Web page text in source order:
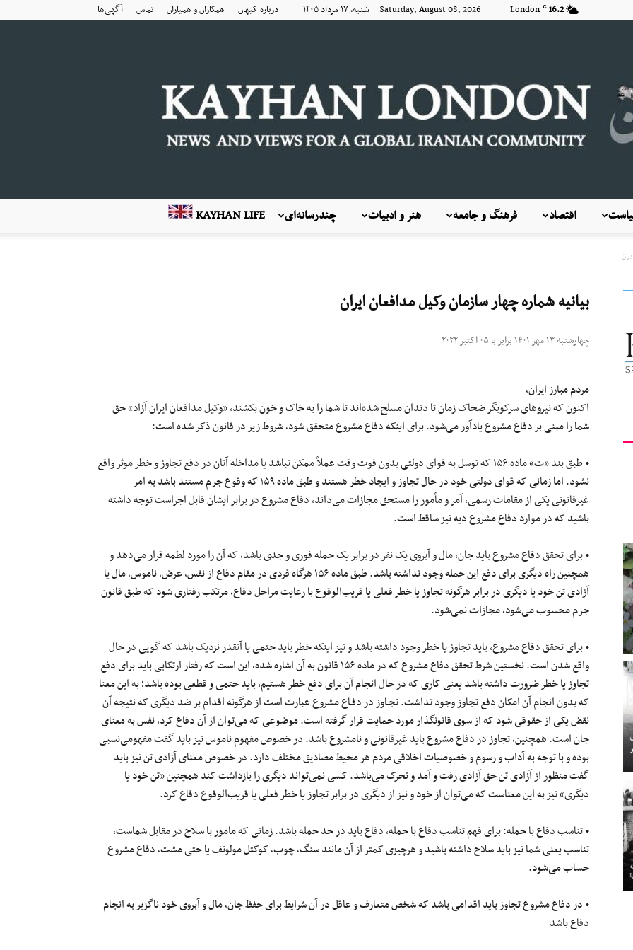
16.2
C
London Saturday, August 08, 2026 شنبه, ۱۷ مرداد ۱۴۰۵ درباره کیهان همکاران و همیاران تماس آگهی‌ها
کیهان
لندن
KAYHAN LIFE چندرسانه‌ای هنر و ادبیات فرهنگ و جامعه اقتصاد
بیانیه شماره چهار سازمان وکیل مدافعان ایران
چهارشنبه ۱۳ مهر ۱۴۰۱ برابر با ۰۵ اکتبر ۲۰۲۲
مردم مبارز ایران،
اکنون که نیروهای سرکوبگر ضحاک زمان تا دندان مسلح شده‌اند تا شما را به خاک و خون بکشند، «وکیل مدافعان ایران آزاد» حق
شما را مبنی بر دفاع مشروع یادآور می‌شود. برای اینکه دفاع مشروع متحقق شود، شروط زیر در قانون ذکر شده است:
• طبق بند «ت» ماده ۱۵۶ که توسل به قوای دولتی بدون فوت وقت عملاً ممکن نباشد یا مداخله آنان در دفع تجاوز و خطر موثر واقع
نشود. اما زمانی که قوای دولتی خود در حال تجاوز و ایجاد خطر هستند و طبق ماده ۱۵۹ که وقوع جرم مستند باشد به امر
غیرقانونی یکی از مقامات رسمی، آمر و مأمور را مستحق مجازات می‌داند، دفاع مشروع در برابر ایشان قابل اجراست توجه داشته
باشید که در موارد دفاع مشروع دیه نیز ساقط است.
• برای تحقق دفاع مشروع باید جان، مال و آبروی یک نفر در برابر یک حمله فوری و جدی باشد، که آن را مورد لطمه قرار می‌دهد و
همچنین راه دیگری برای دفع این حمله وجود نداشته باشد. طبق ماده ۱۵۶ هرگاه فردی در مقام دفاع از نفس، عرض، ناموس، مال یا
آزادی تن خود یا دیگری در برابر هرگونه تجاوز یا خطر فعلی یا قریب‌الوقوع با رعایت مراحل دفاع، مرتکب رفتاری شود که طبق قانون
جرم محسوب می‌شود، مجازات نمی‌شود.
• برای تحقق دفاع مشروع، باید تجاوز یا خطر وجود داشته باشد و نیز اینکه خطر باید حتمی‌ یا آنقدر نزدیک باشد که گویی در حال
واقع شدن است. نخستین شرط تحقق دفاع مشروع که در ماده ۱۵۶ قانون به آن اشاره شده، این است که رفتار ارتکابی باید برای دفع
تجاوز یا خطر ضرورت داشته باشد یعنی کاری که در حال انجام آن برای دفع خطر هستیم، باید حتمی‌ و قطعی بوده باشد؛ به این معنا
که بدون انجام آن امکان دفع تجاوز وجود نداشت. تجـاوز در دفـاع مشروع عبارت است از هرگونه اقدام بر ضد دیگری که نتیجه آن
نقض یکی از حقوقی شود که از سوی قانونگذار مورد حمایت قرار گرفته است. موضوعی که می‌توان از آن دفاع کرد، نفس به معنای
جان است. همچنین، تجاوز در دفاع مشروع باید غیرقانونی و نامشروع باشد. در خصوص مفهوم ناموس نیز باید گفت مفهومی‌نسبی
بوده و با توجه به آداب و رسوم و خصوصیات اخلاقی مردم هر محیط مصادیق مختلف دارد. در خصوص معنای آزادی تن نیز باید
گفت منظور از آزادی تن حق آزادی رفت و آمد و تحرک می‌باشد. کسی نمی‌تواند دیگری را بازداشت کند همچنین «تن خود یا
دیگری» نیز به این معناست که می‌توان از خود و نیز از دیگری در برابر تجاوز یا خطر فعلی یا قریب‌الوقوع دفاع کرد.
• تناسب دفاع با حمله: برای فهم تناسب دفاع با حمله، دفاع باید در حد حمله باشد. زمانی که مامور با سلاح در مقابل شماست،
تناسب یعنی شما نیز باید سلاح داشته باشید و هرچیزی کمتر از آن مانند سنگ، چوب، کوکتل مولوتف یا حتی مشت، دفاع مشروع
حساب می‌شود.
• در دفاع مشروع تجاوز باید اقدامی‌ باشد که شخص متعارف و عاقل در آن شرایط برای حفظ جان، مال و آبروی خود ناگزیر به انجام
دفاع باشد